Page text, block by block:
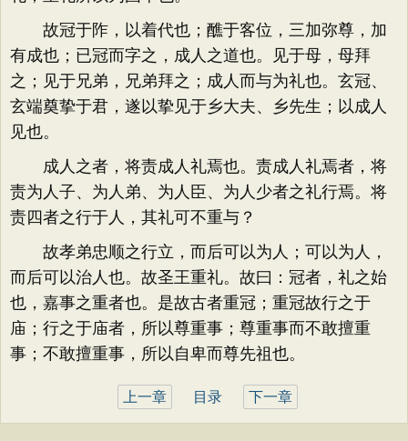
故冠于阼，以着代也；醮于客位，三加弥尊，加
有成也；已冠而字之，成人之道也。见于母，母拜
之；见于兄弟，兄弟拜之；成人而与为礼也。玄冠、
玄端奠挚于君，遂以挚见于乡大夫、乡先生；以成人
见也。
成人之者，将责成人礼焉也。责成人礼焉者，将
责为人子、为人弟、为人臣、为人少者之礼行焉。将
责四者之行于人，其礼可不重与？
故孝弟忠顺之行立，而后可以为人；可以为人，
而后可以治人也。故圣王重礼。故曰：冠者，礼之始
也，嘉事之重者也。是故古者重冠；重冠故行之于
庙；行之于庙者，所以尊重事；尊重事而不敢擅重
事；不敢擅重事，所以自卑而尊先祖也。
上一章 目录 下一章